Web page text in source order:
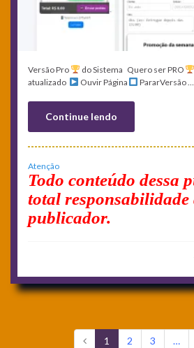
Versão Pro do Sistema Quero ser PRO
atualizado
Ouvir Página PararVersão …
Continue lendo
Atenção
Todo conteúdo dessa
total responsabilidade
publicador.
1 2 3 …